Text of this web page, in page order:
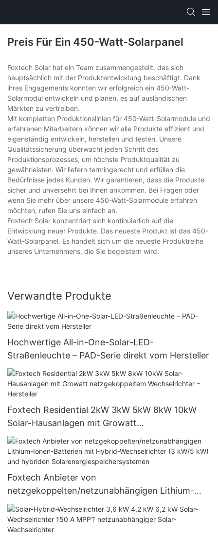
Preis Für Ein 450-Watt-Solarpanel
Foxtech Solar hat ein Team zusammengestellt, das sich
hauptsächlich mit der Produktentwicklung beschäftigt. Dank
ihres Engagements konnten wir erfolgreich ein 450-Watt-
Solarmodul entwickeln und planen, es auf ausländischen
Märkten zu vertreiben.
Mit kompletten Produktionslinien für 450-Watt-Solarmodule und
erfahrenen Mitarbeitern können wir alle Produkte effizient und
eigenständig entwickeln, herstellen und testen. Unsere
Qualitätssicherung überwacht jeden Schritt des
Produktionsprozesses, um höchste Produktqualität zu
gewährleisten. Wir liefern termingerecht und erfüllen die
Bedürfnisse jedes Kunden. Wir garantieren, dass die Produkte
sicher und unversehrt bei Ihnen ankommen. Bei Fragen oder
wenn Sie mehr über unsere 450-Watt-Solarmodule erfahren
möchten, rufen Sie uns einfach an.
Foxtech Solar konzentriert sich kontinuierlich auf die
Entwicklung neuer Produkte. Das neueste Produkt ist das 450-
Watt-Solarpanel. Es handelt sich um die neueste Produktreihe
unseres Unternehmens, die Sie begeistern wird.
Verwandte Produkte
Hochwertige All-in-One-Solar-LED-
Straßenleuchte – PAD-Serie direkt vom Hersteller
Foxtech Residential 2kW 3kW 5kW 8kW 10kW
Solar-Hausanlagen mit Growatt
netzgekoppeltem Wechselrichter – Hersteller
Foxtech Anbieter von
netzgekoppelten/netzunabhängigen Lithium-
Ionen-Batterien mit Hybrid-Wechselrichter (3
kW/5 kW) und hybriden
Solarenergiespeichersystemen